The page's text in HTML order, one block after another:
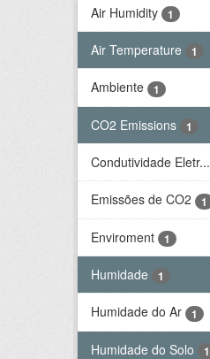
Air Humidity
1
Air Temperature 1
Ambiente 1
CO2 Emissions 1
Condutividade Eletr...
Emissões de CO2 1
Enviroment 1
Humidade 1
Humidade do Ar 1
Humidade do Solo 1